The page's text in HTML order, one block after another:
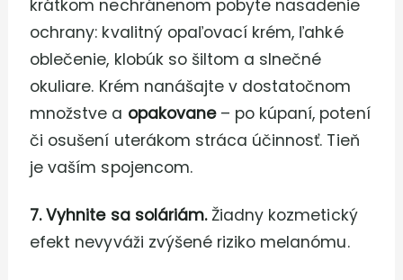
krátkom nechránenom pobyte nasadenie
ochrany: kvalitný opaľovací krém, ľahké
oblečenie, klobúk so šiltom a slnečné
okuliare. Krém nanášajte v dostatočnom
množstve a opakovane– po kúpaní, potení
či osušení uterákom stráca účinnosť. Tieň
je vaším spojencom.
7. Vyhnite sa soláriám.Žiadny kozmetický
efekt nevyváži zvýšené riziko melanómu.